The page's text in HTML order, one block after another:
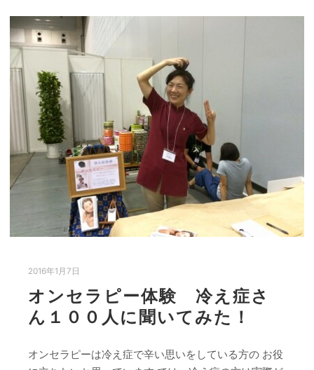
2016年1月7日
オンセラピー体験 冷え症さ
ん１００人に聞いてみた！
オンセラピーは冷え症で辛い思いをしている方の お役